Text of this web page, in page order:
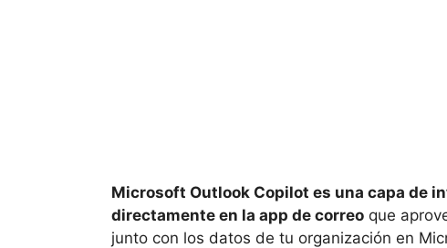
Microsoft Outlook Copilot es una capa de
directamente en la app de correo que
junto con los datos de tu organización en